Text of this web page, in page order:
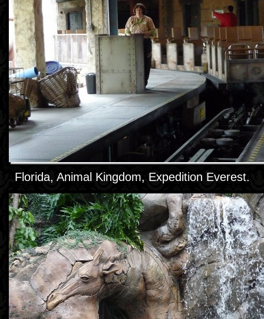
Florida, Animal Kingdom, Expedition Everest.